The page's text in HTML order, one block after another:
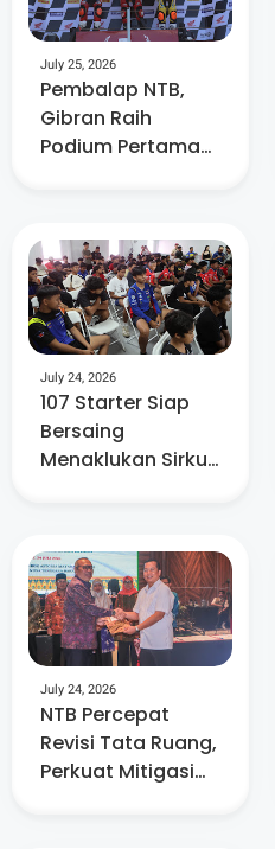
Pembalap NTB,
Gibran Raih
Podium Pertama
July 25, 2026
107 Starter Siap
Bersaing
Menaklukan Sirkuit
July 24, 2026
NTB Percepat
Revisi Tata Ruang,
Perkuat Mitigasi
July 24, 2026